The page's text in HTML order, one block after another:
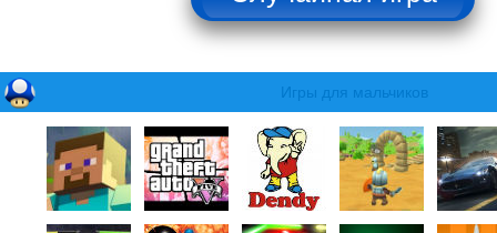
Игры для мальчиков